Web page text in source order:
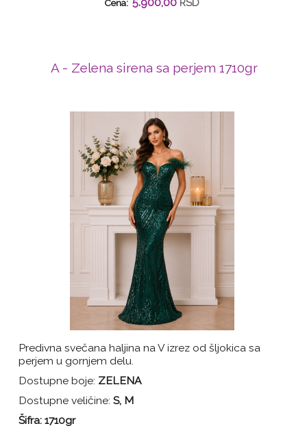
Cena: 5.900,00 RSD
A - Zelena sirena sa perjem 1710gr
Predivna svečana haljina na V izrez od šljokica sa
perjem u gornjem delu.
Dostupne boje: ZELENA
Dostupne veličine: S, M
Šifra: 1710gr